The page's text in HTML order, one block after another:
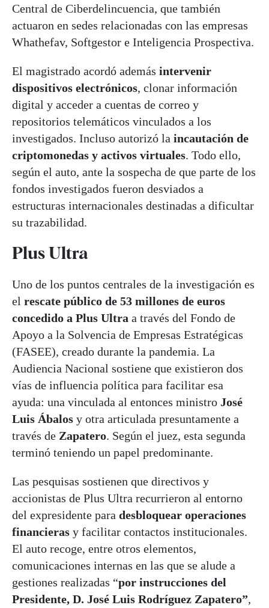
Central de Ciberdelincuencia, que también
actuaron en sedes relacionadas con las empresas
Whathefav, Softgestor e Inteligencia Prospectiva.
El magistrado acordó además intervenir
dispositivos electrónicos, clonar información
digital y acceder a cuentas de correo y
repositorios telemáticos vinculados a los
investigados. Incluso autorizó la incautación de
criptomonedas y activos virtuales. Todo ello,
según el auto, ante la sospecha de que parte de los
fondos investigados fueron desviados a
estructuras internacionales destinadas a dificultar
su trazabilidad.
Plus Ultra
Uno de los puntos centrales de la investigación es
el rescate público de 53 millones de euros
concedido a Plus Ultra a través del Fondo de
Apoyo a la Solvencia de Empresas Estratégicas
(FASEE), creado durante la pandemia. La
Audiencia Nacional sostiene que existieron dos
vías de influencia política para facilitar esa
ayuda: una vinculada al entonces ministro José
Luis Ábalos y otra articulada presuntamente a
través de Zapatero. Según el juez, esta segunda
terminó teniendo un papel predominante.
Las pesquisas sostienen que directivos y
accionistas de Plus Ultra recurrieron al entorno
del expresidente para desbloquear operaciones
financieras y facilitar contactos institucionales.
El auto recoge, entre otros elementos,
comunicaciones internas en las que se alude a
gestiones realizadas “por instrucciones del
Presidente, D. José Luis Rodríguez Zapatero”,